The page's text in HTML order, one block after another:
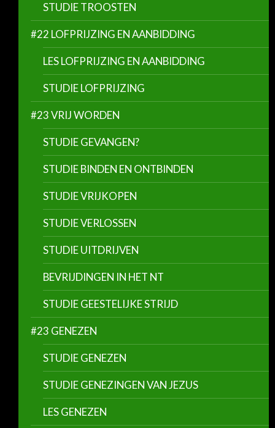
STUDIE TROOSTEN
#22 LOFPRIJZING EN AANBIDDING
LES LOFPRIJZING EN AANBIDDING
STUDIE LOFPRIJZING
#23 VRIJ WORDEN
STUDIE GEVANGEN?
STUDIE BINDEN EN ONTBINDEN
STUDIE VRIJKOPEN
STUDIE VERLOSSEN
STUDIE UITDRIJVEN
BEVRIJDINGEN IN HET NT
STUDIE GEESTELIJKE STRIJD
#23 GENEZEN
STUDIE GENEZEN
STUDIE GENEZINGEN VAN JEZUS
LES GENEZEN